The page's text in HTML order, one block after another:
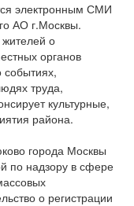
электронным СМИ
АО г.Москвы.
о
органов
событиях,
труда,
культурные,
района.
города Москвы
по надзору в сфере
о регистрации